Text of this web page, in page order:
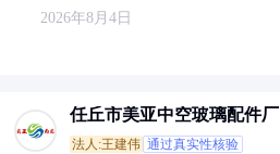
2026年8月4日
任丘市美亚中空玻璃配件厂
法人:王建伟 通过真实性核验